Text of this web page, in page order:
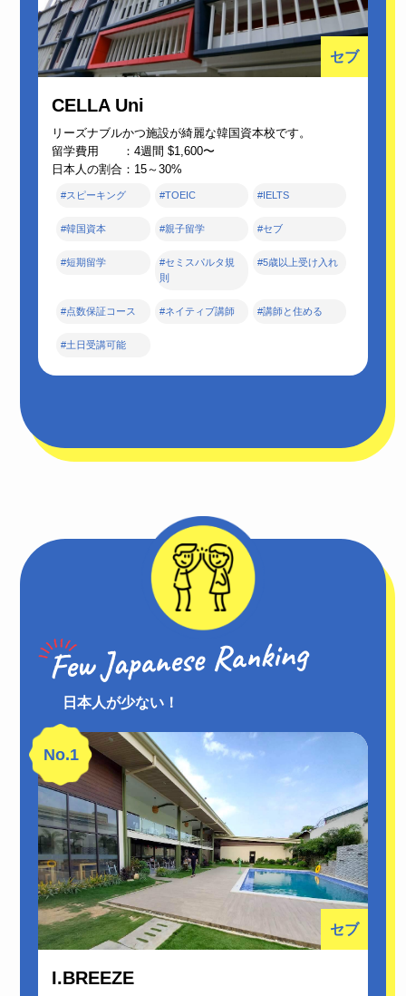
セブ
CELLA Uni
リーズナブルかつ施設が綺麗な韓国資本校です。
留学費用 ：4週間 $1,600〜
日本人の割合：15～30%
#スピーキング #TOEIC #IELTS
#韓国資本 #親子留学 #セブ
#短期留学
#セミスパルタ規
則
#5歳以上受け入れ
#点数保証コース #ネイティブ講師 #講師と住める
#土日受講可能
日本人が少ない！
セブ
I.BREEZE
No.1